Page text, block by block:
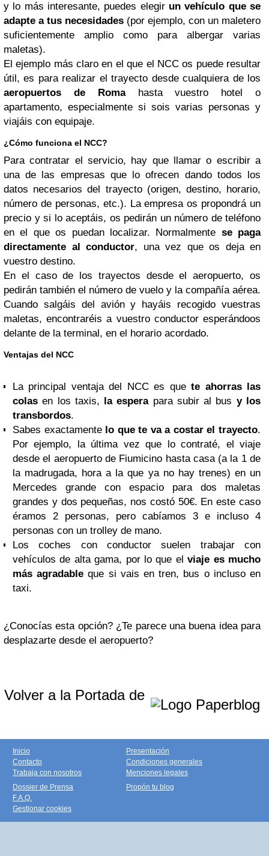
y lo más interesante, puedes elegir un vehículo que se
adapte a tus necesidades (por ejemplo, con un maletero
suficientemente amplio como para albergar varias
maletas).
El ejemplo más claro en el que el NCC os puede resultar
útil, es para realizar el trayecto desde cualquiera de los
aeropuertos de Romahasta vuestro hotel o
apartamento, especialmente si sois varias personas y
viajáis con equipaje.
¿Cómo funciona el NCC?
Para contratar el servicio, hay que llamar o escribir a
una de las empresas que lo ofrecen dando todos los
datos necesarios del trayecto (origen, destino, horario,
número de personas, etc.). La empresa os propondrá un
precio y si lo aceptáis, os pedirán un número de teléfono
en el que os puedan localizar. Normalmente se paga
directamente al conductor, una vez que os deja en
vuestro destino.
En el caso de los trayectos desde el aeropuerto, os
pedirán también el número de vuelo y la compañía aérea.
Cuando salgáis del avión y hayáis recogido vuestras
maletas, encontraréis a vuestro conductor esperándoos
delante de la terminal, en el horario acordado.
Ventajas del NCC
La principal ventaja del NCC es quete ahorras
las
colas en los taxis, la esperapara subir al bus y los
transbordos.
Sabes exactamente lo que te va a costar el trayecto.
Por ejemplo, la última vez que lo contraté, el viaje
desde el aeropuerto de Fiumicino hasta casa (a la 1 de
la madrugada, hora a la que ya no hay trenes) en un
Mercedes grande con espacio para dos maletas
grandes y dos pequeñas, nos costó 50€. En este caso
éramos 2 personas, pero cabíamos 3 e incluso 4
personas con un trolley de mano.
Los coches con conductor suelen trabajar con
vehículos de alta gama, por lo que elviaje es mucho
más agradable que si vais en tren, bus o incluso en
taxi.
¿Conocías esta opción? ¿Te parece una buena idea para
desplazarte desde el aeropuerto?
Volver a la Portada de
Inicio
Contacto
Trabaja con nosotros
Presentación
Condiciones generales
Menciones legales
Dossier de Prensa
F.A.Q.
Gestionar cookies
Propón tu blog